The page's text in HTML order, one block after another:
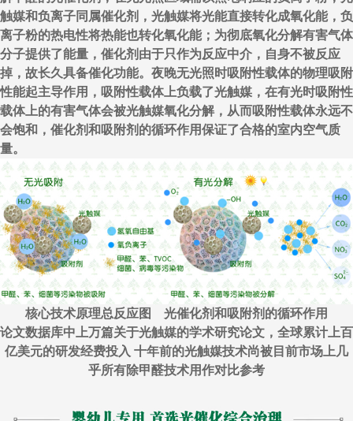
触媒和负离子同属催化剂，光触媒将光能直接转化成氧化能，负
离子粉的热电性将热能也转化氧化能；为彻底氧化分解有害气体
分子提供了能量，催化剂由于只作为反应中介，自身不被反应
掉，故长久具备催化功能。夜晚无光照时吸附性载体的物理吸附
性能起主导作用，吸附性载体上负载了光触媒，在有光时吸附性
载体上的有害气体会被光触媒氧化分解，从而吸附性载体永远不
会饱和，催化剂和吸附剂的循环作用保证了合格的室内空气质
量。
核心技术原理总反应图 光催化剂和吸附剂的循环作用
论文数据库中上万篇关于光触媒的学术研究论文，全球累计上百
亿美元的研发经费投入 十年前的光触媒技术尚被目前市场上几
乎所有除甲醛技术用作对比参考